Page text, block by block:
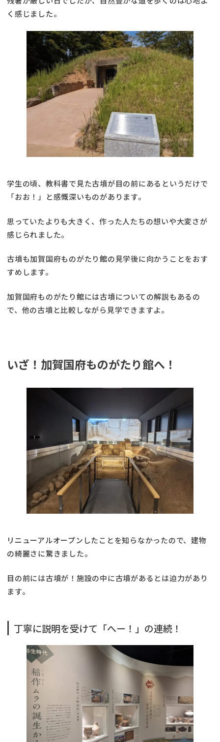
く感じました。
学生の頃、教科書で見た古墳が目の前にあるというだけで
「おお！」と感慨深いものがあります。
思っていたよりも大きく、作った人たちの想いや大変さが
感じられました。
古墳も加賀国府ものがたり館の見学後に向かうことをおす
すめします。
加賀国府ものがたり館には古墳についての解説もあるの
で、他の古墳と比較しながら見学できますよ。
いざ！加賀国府ものがたり館へ！
リニューアルオープンしたことを知らなかったので、建物
の綺麗さに驚きました。
目の前には古墳が！施設の中に古墳があるとは迫力があり
ます。
丁寧に説明を受けて「へー！」の連続！